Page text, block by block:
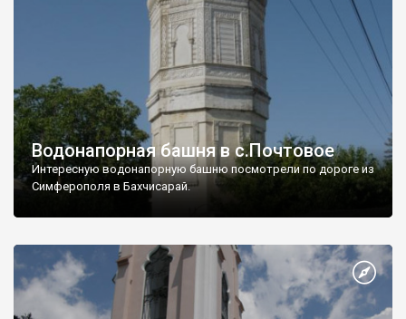
Водонапорная башня в с.Почтовое
Интересную водонапорную башню посмотрели по дороге из
Симферополя в Бахчисарай.